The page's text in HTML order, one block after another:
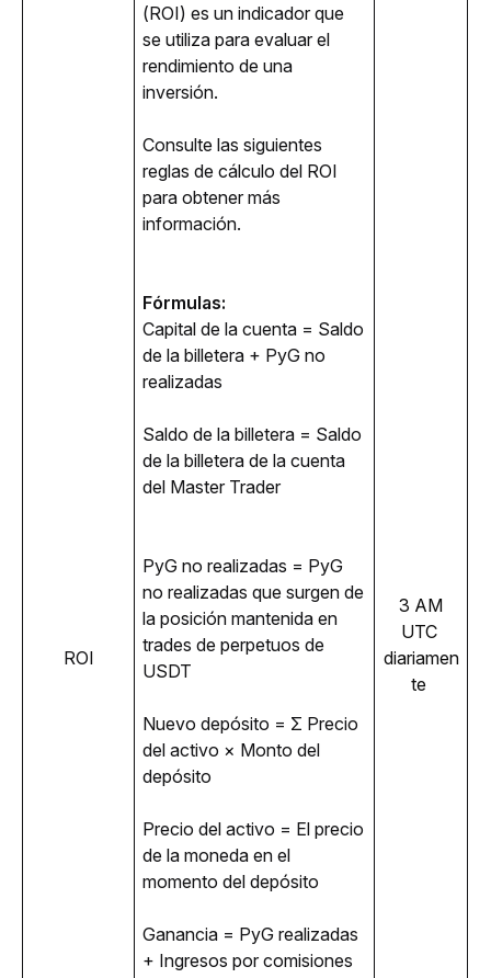
ROI
(ROI) es un indicador que
se utiliza para evaluar el
rendimiento de una
inversión.
Consulte las siguientes
reglas de cálculo del ROI
para obtener más
información.
Fórmulas:
Capital de la cuenta = Saldo
de la billetera + PyG no
realizadas
Saldo de la billetera = Saldo
de la billetera de la cuenta
del Master Trader
PyG no realizadas = PyG
no realizadas que surgen de
la posición mantenida en
trades de perpetuos de
USDT
Nuevo depósito = Σ Precio
del activo × Monto del
depósito
Precio del activo = El precio
de la moneda en el
momento del depósito
Ganancia = PyG realizadas
+ Ingresos por comisiones
3 AM
UTC
diariamen
te